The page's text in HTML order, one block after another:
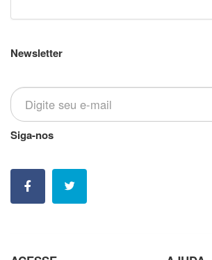
Newsletter
Siga-nos